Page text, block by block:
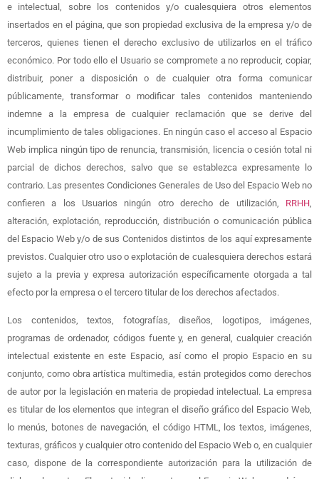
e intelectual, sobre los contenidos y/o cualesquiera otros elementos
insertados en el página, que son propiedad exclusiva de la empresa y/o de
terceros, quienes tienen el derecho exclusivo de utilizarlos en el tráfico
económico. Por todo ello el Usuario se compromete a no reproducir, copiar,
distribuir, poner a disposición o de cualquier otra forma comunicar
públicamente, transformar o modificar tales contenidos manteniendo
indemne a la empresa de cualquier reclamación que se derive del
incumplimiento de tales obligaciones. En ningún caso el acceso al Espacio
Web implica ningún tipo de renuncia, transmisión, licencia o cesión total ni
parcial de dichos derechos, salvo que se establezca expresamente lo
contrario. Las presentes Condiciones Generales de Uso del Espacio Web no
confieren a los Usuarios ningún otro derecho de utilización, RRHH
alteración, explotación, reproducción, distribución o comunicación pública
del Espacio Web y/o de sus Contenidos distintos de los aquí expresamente
previstos. Cualquier otro uso o explotación de cualesquiera derechos estará
sujeto a la previa y expresa autorización específicamente otorgada a tal
efecto por la empresa o el tercero titular de los derechos afectados.
Los contenidos, textos, fotografías, diseños, logotipos, imágenes,
programas de ordenador, códigos fuente y, en general, cualquier creación
intelectual existente en este Espacio, así como el propio Espacio en su
conjunto, como obra artística multimedia, están protegidos como derechos
de autor por la legislación en materia de propiedad intelectual. La empresa
es titular de los elementos que integran el diseño gráfico del Espacio Web,
lo menús, botones de navegación, el código HTML, los textos, imágenes,
texturas, gráficos y cualquier otro contenido del Espacio Web o, en cualquier
caso, dispone de la correspondiente autorización para la utilización de